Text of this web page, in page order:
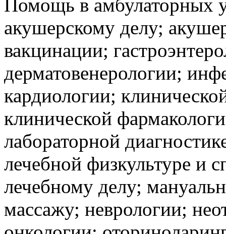
Помощь в амбулаторных
акушерскому делу;
вакцинации;
дерматовенерологии;
кардиологии;
клинической
лабораторной
лечебной физкультуре и
лечебному делу;
массажу; неврологии;